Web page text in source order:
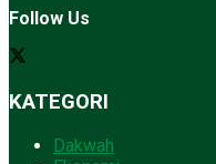
Follow Us
KATEGORI
Dakwah